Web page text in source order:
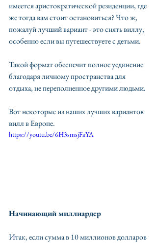
имеется аристократической резиденции, где
же тогда вам стоит остановиться? Что ж,
пожалуй лучший вариант - это снять виллу,
особенно если вы путешествуете с детьми.
Такой формат обеспечит полное уединение
благодаря личному пространства для
отдыха, не переполненное другими людьми.
Вот некоторые из наших лучших вариантов
вилл в Европе.
https://youtu.be/6H3smsjFaYA
Начинающий миллиардер
Итак, если сумма в 10 миллионов долларов